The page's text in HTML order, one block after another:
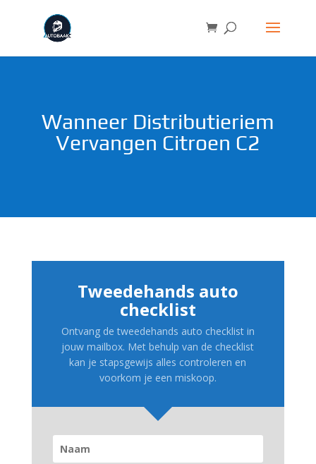
Wanneer Distributieriem
Vervangen Citroen C2
Tweedehands auto
checklist
Ontvang de tweedehands auto checklist in
jouw mailbox. Met behulp van de checklist
kan je stapsgewijs alles controleren en
voorkom je een miskoop.